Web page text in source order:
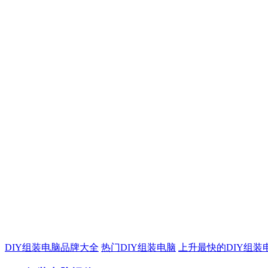
DIY组装电脑品牌大全 热门DIY组装电脑 上升最快的DIY组装